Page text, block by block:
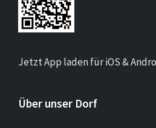
Jetzt App laden für iOS &
Über unser Dorf